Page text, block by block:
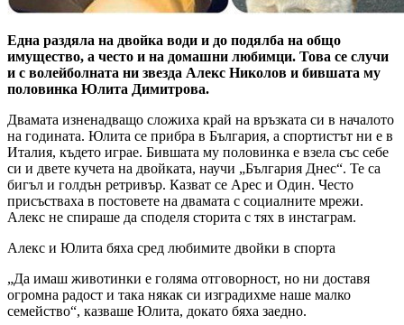
Една раздяла на двойка води и до подялба на общо
имущество, а често и на домашни любимци. Това се случи
и с волейболната ни звезда Алекс Николов и бившата му
половинка Юлита Димитрова.
Двамата изненадващо сложиха край на връзката си в началото
на годината. Юлита се прибра в България, а спортистът ни е в
Италия, където играе. Бившата му половинка е взела със себе
си и двете кучета на двойката, научи „България Днес“. Те са
бигъл и голдън ретривър. Казват се Арес и Один. Често
присъстваха в постовете на двамата с социалните мрежи.
Алекс не спираше да споделя сторита с тях в инстаграм.
Алекс и Юлита бяха сред любимите двойки в спорта
„Да имаш животинки е голяма отговорност, но ни доставя
огромна радост и така някак си изградихме наше малко
семейство“, казваше Юлита, докато бяха заедно.